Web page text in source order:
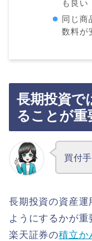
も良い
同じ商
数料が
長期投資で
ることが重
買付
長期投資の資産運
ようにするかが重
楽天証券の積立か